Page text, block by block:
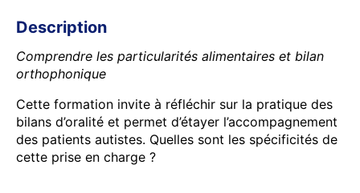
Description
Comprendre les particularités alimentaires et bilan
orthophonique
Cette formation invite à réfléchir sur la pratique des
bilans d’oralité et permet d’étayer l’accompagnement
des patients autistes. Quelles sont les spécificités de
cette prise en charge ?